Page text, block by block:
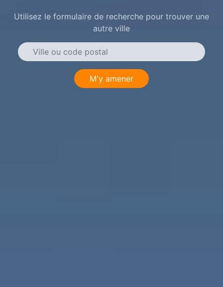
Utilisez le formulaire de recherche pour trouver une
autre ville
M'y amener